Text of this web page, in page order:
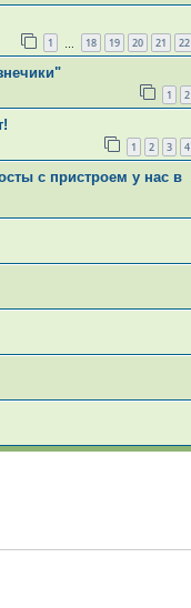
1 18 19 20 21 22
1 2
1 2 3 4
с пристроем у нас в